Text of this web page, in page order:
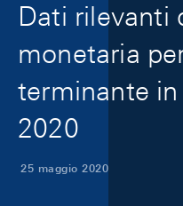
Dati rilevanti
monetaria
terminante
2020
25 maggio 2020